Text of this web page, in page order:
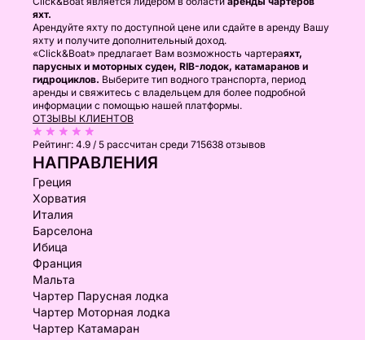
яхт.
Арендуйте яхту по доступной цене или сдайте в аренду Вашу
яхту и получите дополнительный доход.
«Click&Boat» предлагает Вам возможность чартераяхт,
парусных и моторных суден, RIB-лодок, катамаранов и
гидроциклов. Выберите тип водного транспорта, период
аренды и свяжитесь с владельцем для более подробной
информации с помощью нашей платформы.
ОТЗЫВЫ КЛИЕНТОВ
Рейтинг: 4.9 / 5 рассчитан среди 715638 отзывов
НАПРАВЛЕНИЯ
Греция
Хорватия
Италия
Барселона
Ибица
Франция
Мальта
Чартер Парусная лодка
Чартер Моторная лодка
Чартер Катамаран